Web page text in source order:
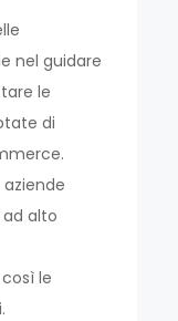
nel guidare
le
di
alto
le